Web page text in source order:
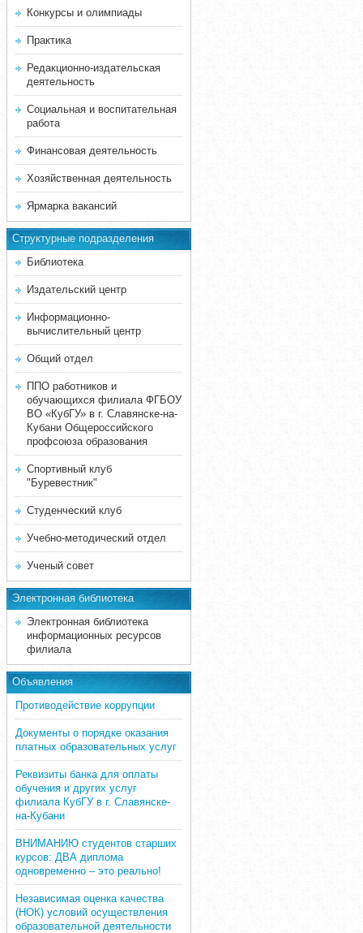
Конкурсы и олимпиады
Практика
Редакционно-издательская
деятельность
Социальная и воспитательная
работа
Финансовая деятельность
Хозяйственная деятельность
Ярмарка вакансий
Структурные подразделения
Библиотека
Издательский центр
Информационно-
вычислительный центр
Общий отдел
ППО работников и
обучающихся филиала ФГБОУ
ВО «КубГУ» в г. Славянске-на-
Кубани Общероссийского
профсоюза образования
Спортивный клуб
"Буревестник"
Студенческий клуб
Учебно-методический отдел
Ученый совет
Электронная библиотека
Электронная библиотека
информационных ресурсов
филиала
Объявления
Противодействие коррупции
Документы о порядке оказания
платных образовательных услуг
Реквизиты банка для оплаты
обучения и других услуг
филиала КубГУ в г. Славянске-
на-Кубани
ВНИМАНИЮ студентов старших
курсов: ДВА диплома
одновременно – это реально!
Независимая оценка качества
(НОК) условий осуществления
образовательной деятельности